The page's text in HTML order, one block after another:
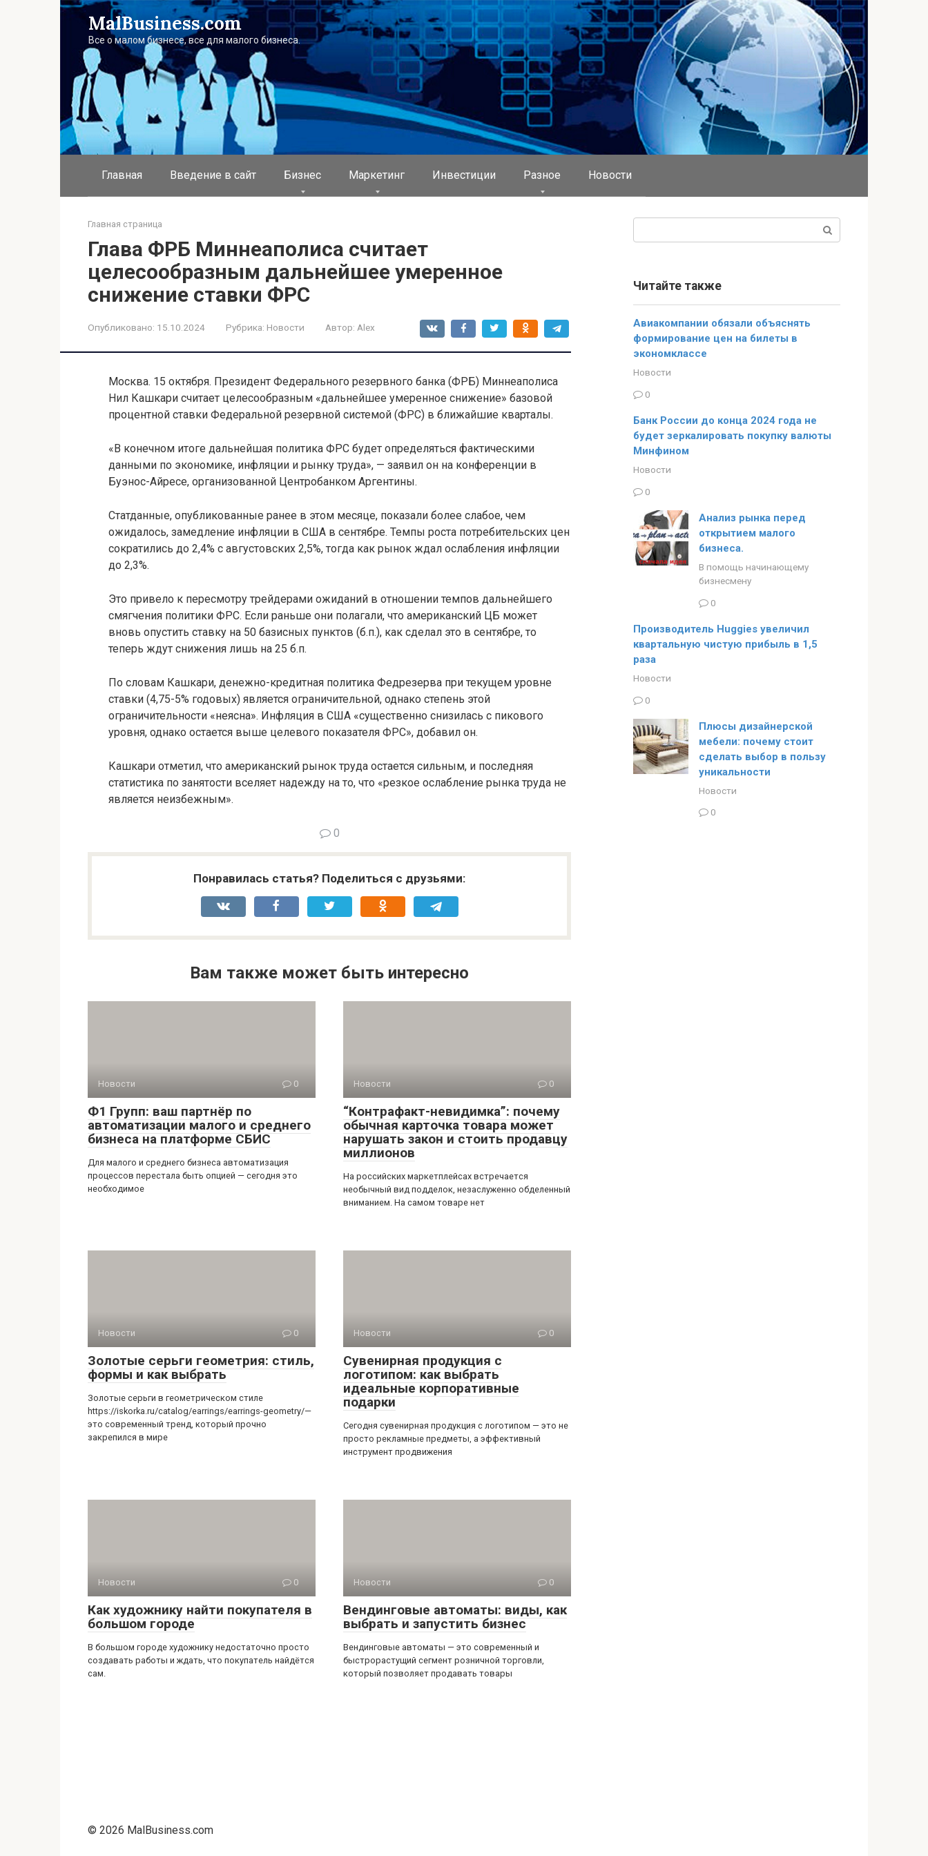
MalBusiness.com
Все о малом бизнесе, все для малого бизнеса.
Главная Введение в сайт Бизнес Маркетинг Инвестиции Разное Новости
Главная страница
Глава ФРБ Миннеаполиса считает
целесообразным дальнейшее умеренное
снижение ставки ФРС
Опубликовано: 15.10.2024 Рубрика: Новости Автор: Alex
Москва. 15 октября. Президент Федерального резервного банка (ФРБ) Миннеаполиса
Нил Кашкари считает целесообразным «дальнейшее умеренное снижение» базовой
процентной ставки Федеральной резервной системой (ФРС) в ближайшие кварталы.
«В конечном итоге дальнейшая политика ФРС будет определяться фактическими
данными по экономике, инфляции и рынку труда», — заявил он на конференции в
Буэнос-Айресе, организованной Центробанком Аргентины.
Статданные, опубликованные ранее в этом месяце, показали более слабое, чем
ожидалось, замедление инфляции в США в сентябре. Темпы роста потребительских цен
сократились до 2,4% с августовских 2,5%, тогда как рынок ждал ослабления инфляции
до 2,3%.
Это привело к пересмотру трейдерами ожиданий в отношении темпов дальнейшего
смягчения политики ФРС. Если раньше они полагали, что американский ЦБ может
вновь опустить ставку на 50 базисных пунктов (б.п.), как сделал это в сентябре, то
теперь ждут снижения лишь на 25 б.п.
По словам Кашкари, денежно-кредитная политика Федрезерва при текущем уровне
ставки (4,75-5% годовых) является ограничительной, однако степень этой
ограничительности «неясна». Инфляция в США «существенно снизилась с пикового
уровня, однако остается выше целевого показателя ФРС», добавил он.
Кашкари отметил, что американский рынок труда остается сильным, и последняя
статистика по занятости вселяет надежду на то, что «резкое ослабление рынка труда не
является неизбежным».
0
Понравилась статья? Поделиться с друзьями:
Вам также может быть интересно
Новости 0
Ф1 Групп: ваш партнёр по
автоматизации малого и среднего
бизнеса на платформе СБИС
Для малого и среднего бизнеса автоматизация
процессов перестала быть опцией — сегодня это
необходимое
Новости 0
“Контрафакт-невидимка”: почему
обычная карточка товара может
нарушать закон и стоить продавцу
миллионов
На российских маркетплейсах встречается
необычный вид подделок, незаслуженно обделенный
вниманием. На самом товаре нет
Новости 0
Золотые серьги геометрия: стиль,
формы и как выбрать
Золотые серьги в геометрическом стиле
https://iskorka.ru/catalog/earrings/earrings-geometry/—
это современный тренд, который прочно
закрепился в мире
Новости 0
Сувенирная продукция с
логотипом: как выбрать
идеальные корпоративные
подарки
Сегодня сувенирная продукция с логотипом — это не
просто рекламные предметы, а эффективный
инструмент продвижения
Новости 0
Как художнику найти покупателя в
большом городе
В большом городе художнику недостаточно просто
создавать работы и ждать, что покупатель найдётся
сам.
Новости 0
Вендинговые автоматы: виды, как
выбрать и запустить бизнес
Вендинговые автоматы — это современный и
быстрорастущий сегмент розничной торговли,
который позволяет продавать товары
Читайте также
Авиакомпании обязали объяснять
формирование цен на билеты в
экономклассе
Новости
0
Банк России до конца 2024 года не
будет зеркалировать покупку валюты
Минфином
Новости
0
Анализ рынка перед
открытием малого
бизнеса.
В помощь начинающему
бизнесмену
0
Производитель Huggies увеличил
квартальную чистую прибыль в 1,5
раза
Новости
0
Плюсы дизайнерской
мебели: почему стоит
сделать выбор в пользу
уникальности
Новости
0
© 2026 MalBusiness.com